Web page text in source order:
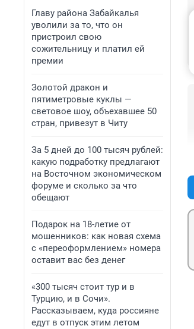
Главу района Забайкалья
уволили за то, что он
пристроил свою
сожительницу и платил ей
премии
Золотой дракон и
пятиметровые куклы —
световое шоу, объехавшее 50
стран, привезут в Читу
За 5 дней до 100 тысяч рублей:
какую подработку предлагают
на Восточном экономическом
форуме и сколько за что
обещают
Подарок на 18-летие от
мошенников: как новая схема
с «переоформлением» номера
оставит вас без денег
«300 тысяч стоит тур и в
Турцию, и в Сочи».
Рассказываем, куда россияне
едут в отпуск этим летом